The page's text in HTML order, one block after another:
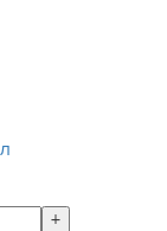
+